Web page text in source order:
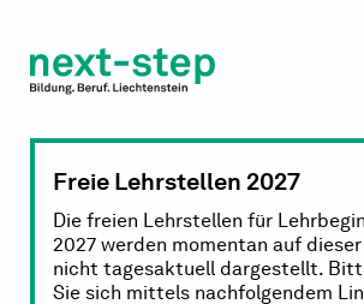
Beratung & Unterstützung
Freie Lehrstellen 2027
Die freien Lehrstellen für
2027 werden momentan auf
nicht tagesaktuell dargestellt.
Sie sich mittels nachfolgendem